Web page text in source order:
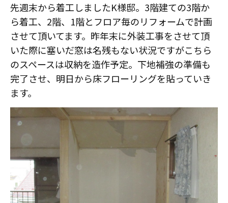
先週末から着工しましたK様邸。3階建ての3階か
ら着工、2階、1階とフロア毎のリフォームで計画
させて頂いてます。昨年末に外装工事をさせて頂
いた際に塞いだ窓は名残もない状況ですがこちら
のスペースは収納を造作予定。下地補強の準備も
完了させ、明日から床フローリングを貼っていき
ます。